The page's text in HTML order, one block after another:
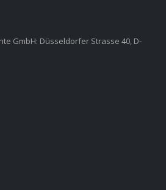
GmbH: Düsseldorfer Strasse 40, D-